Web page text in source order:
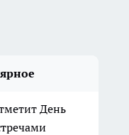
День